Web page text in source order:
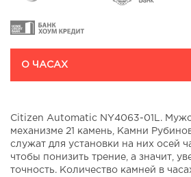
О ЧАСАХ
Citizen Automatic NY4063-01L.
механизме 21 камень, Камни
служат для установки на них осей
чтобы понизить трение, а значит,
точность. Количество камней в